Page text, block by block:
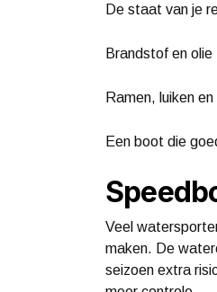
De staat van je
Brandstof en olie
Ramen, luiken
Een boot die
Veel
maken. De
seizoen extra